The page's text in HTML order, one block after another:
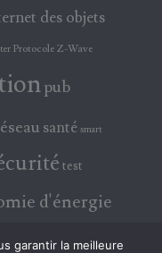
des objets
Protocole Z-Wave
pub
santé smart
test
d'énergie
garantir la meilleure